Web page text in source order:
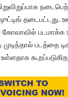
தடைபட்டது.
கோவாவில்
படத்தை